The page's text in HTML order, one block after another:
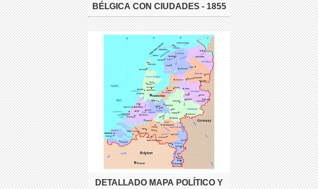
BÉLGICA CON CIUDADES - 1855
DETALLADO MAPA POLÍTICO Y